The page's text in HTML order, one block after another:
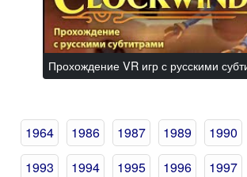
Прохождение VR игр с русскими
1964 1986 1987 1989 1990
1993
1994 1995 1996 1997